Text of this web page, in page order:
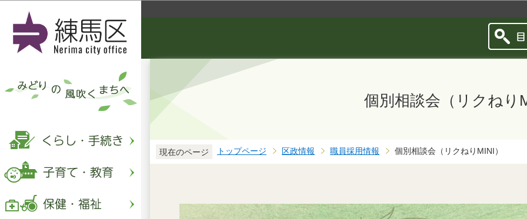
個別相談会（リクねり
現在のページ トップページ 区政情報 職員採用情報 個別相談会（リクねりMINI）